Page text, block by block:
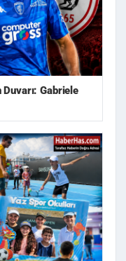
Gabriele